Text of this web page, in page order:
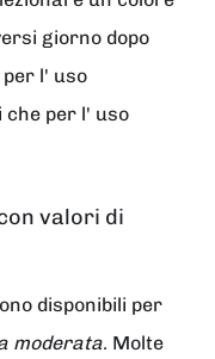
giorno dopo
l' uso
che per l' uso
valori di
disponibili per
moderata. Molte